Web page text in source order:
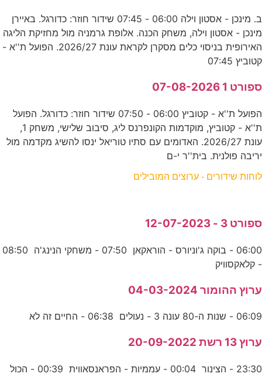
ב. מינכן - אסטון וילה 06:00 - 07:45 שידור חוזר: כדורגל. באיירן
מינכן - אסטון וילה, משחק הכנה. אלופת גרמניה מול מחזיקת הליגה
האירופית בניסוי כלים מסקרן לקראת עונת 2026/27. הפועל ת''א -
קטוביץ 07:45
ספורט 1 07-08-2026
הפועל ת''א - קטוביץ 06:00 - 07:50 שידור חוזר: כדורגל. הפועל
ת''א - קטוביץ, מוקדמות הקונפרנס ליג, סיבוב שלישי, משחק 1,
עונת 2026/27. האדומים עם סתיו טוריאל ינסו להשיג מקדמה מול
יריבה פולנית. בית''ר י-ם
לוחות שידורים - ערוצים המובילים
ספורט 3 - 12-07-2023
06:00 - בוקה ג'וניורס - הוראקאן 07:50 - משחקי הנינג'ה 08:50
- קלאקסוויק
ערוץ ההומור 04-03-2024
06:09 - שנות ה-80 עונה 3 - נעולים 06:38 - החיים זה לא
ערוץ 13 רשת 20-09-2022
23:30 - הצינור 00:04 - עממיות - הפראנסאווית 00:39 - הכול